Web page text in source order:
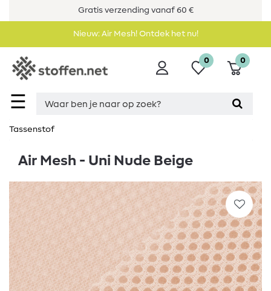
Gratis verzending vanaf 60 €
Nieuw: Air Mesh! Ontdek het nu!
☰
0 0
Tassenstof
Air Mesh - Uni Nude Beige